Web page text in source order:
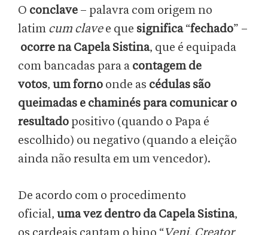
O conclave – palavra com origem no
latim cum clavee que significa“fechado” –
ocorre na Capela Sistina, que é equipada
com bancadas para a contagem de
votos, um forno onde as cédulas são
queimadas e chaminés para comunicar o
resultado positivo (quando o Papa é
escolhido) ou negativo (quando a eleição
ainda não resulta em um vencedor).
De acordo com o procedimento
oficial, uma vez dentro da Capela Sistina,